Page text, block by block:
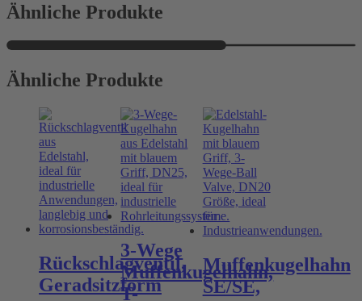
Ähnliche Produkte
Ähnliche Produkte
Rückschlagventil,
Geradsitzform
3-Wege
Muffenkugelhahn,
T-
Muffenkugelhahn
SE/SE,